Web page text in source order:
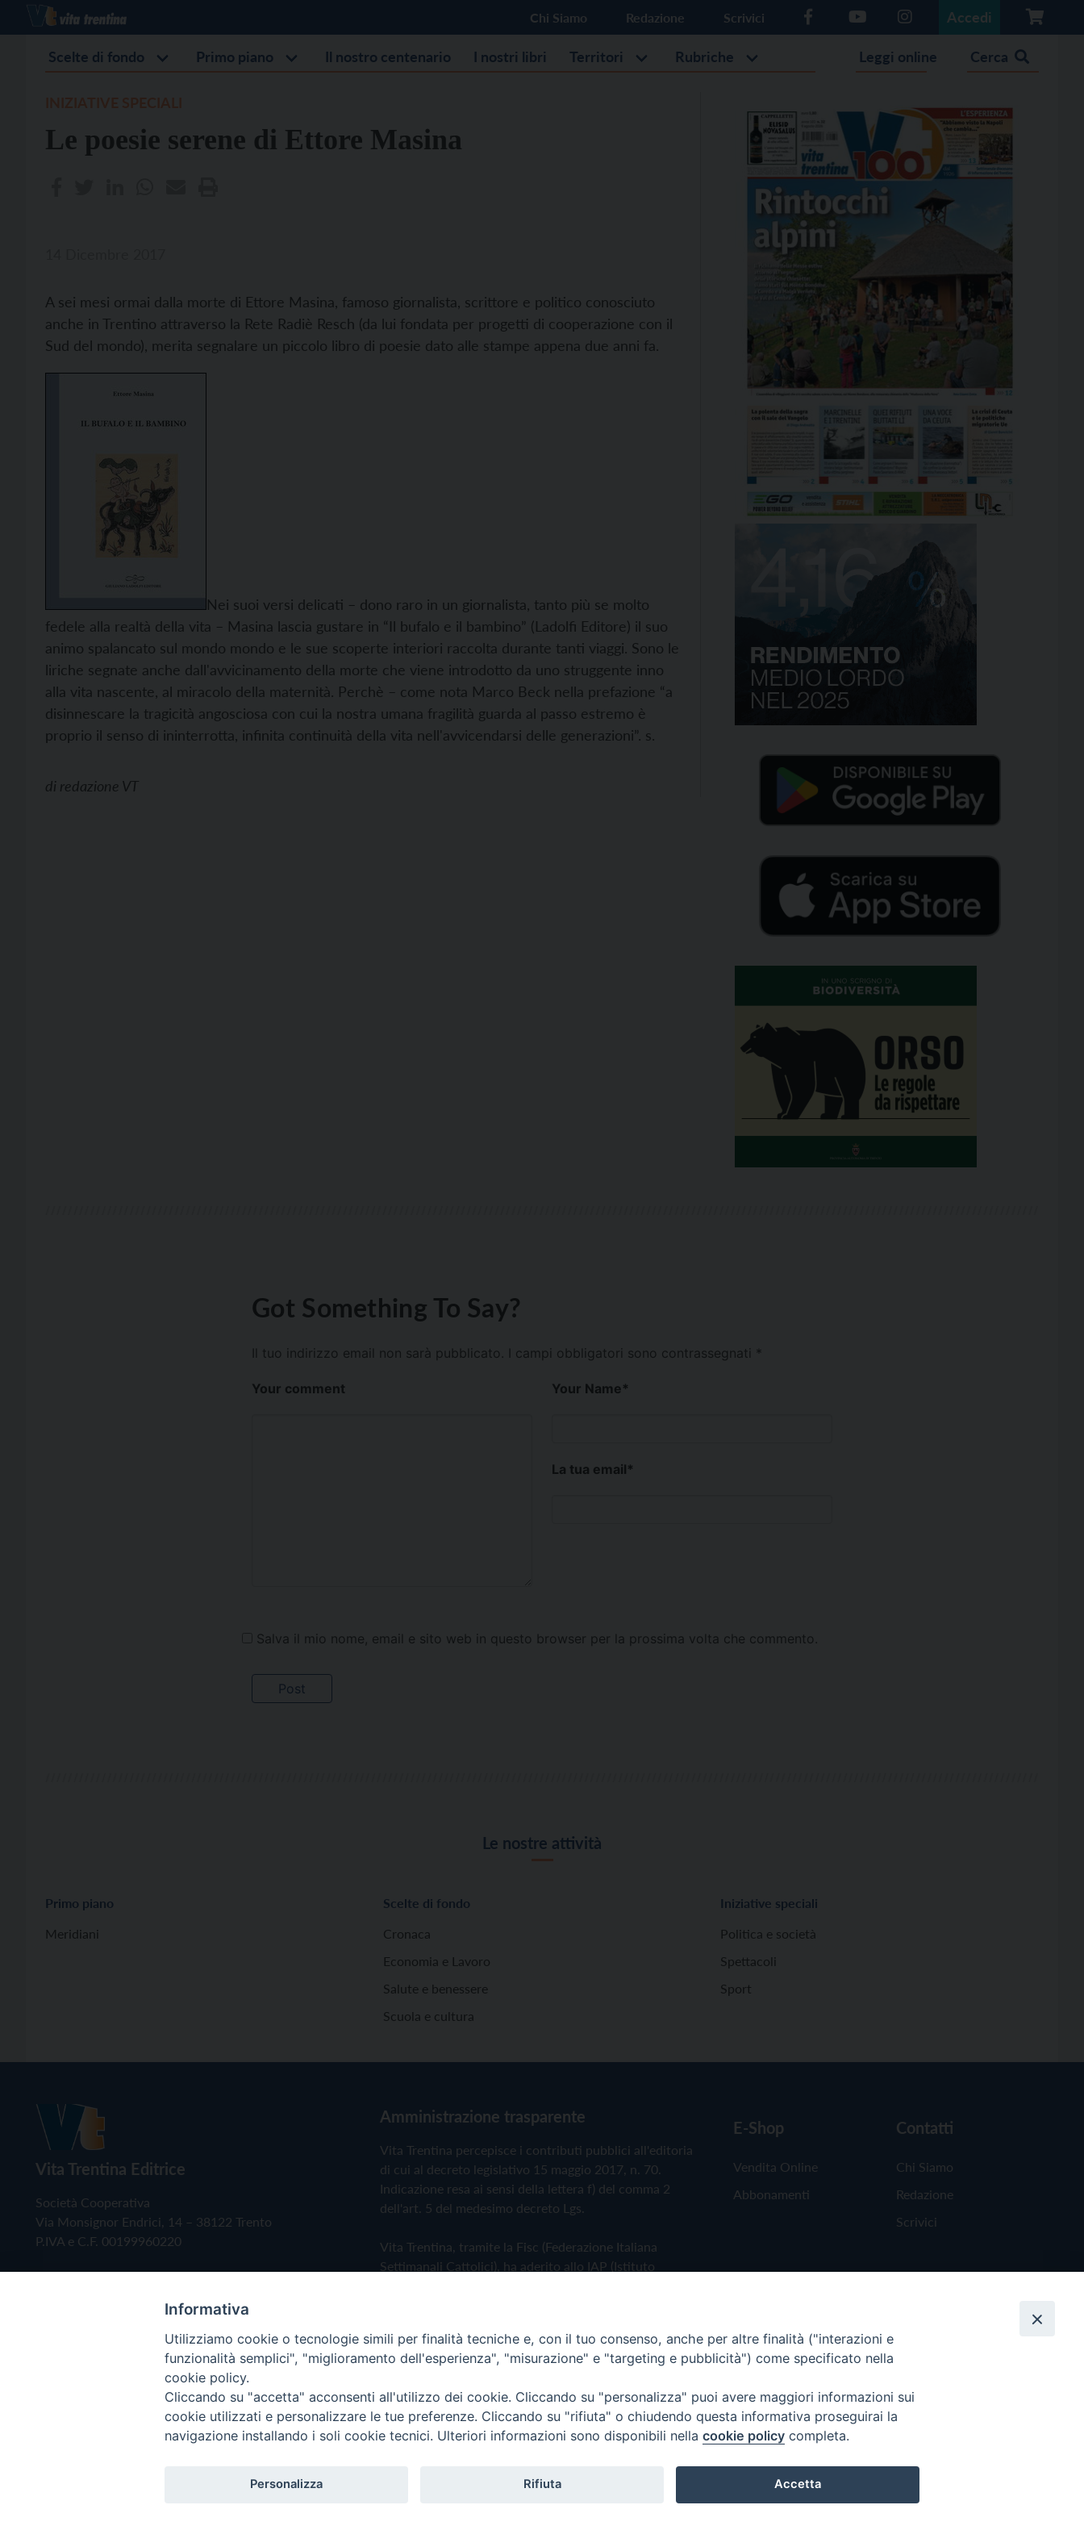
Chi Siamo Redazione Scrivici Accedi
Scelte di fondo Primo piano Il nostro centenario I nostri libri Territori Rubriche Leggi online Cerca
Le poesie serene di Ettore Masina
A sei mesi ormai dalla morte di Ettore Masina, famoso giornalista, scrittore e politico conosciuto
anche in Trentino attraverso la Rete Radiè Resch (da lui fondata per progetti di cooperazione con il
Sud del mondo), merita segnalare un piccolo libro di poesie dato alle stampe appena due anni fa.
Nei suoi versi delicati – dono raro in un giornalista, tanto più se molto
fedele alla realtà della vita – Masina lascia gustare in “Il bufalo e il bambino” (Ladolfi Editore) il suo
animo spalancato sul mondo mondo e le sue scoperte interiori raccolta durante tanti viaggi. Sono le
liriche segnate anche dall'avvicinamento della morte che viene introdotto da uno struggente inno
alla vita nascente, al miracolo della maternità. Perchè – come nota Marco Beck nella prefazione “a
disinnescare la tragicità angosciosa con cui la nostra umana fragilità guarda al passo estremo è
proprio il senso di ininterrotta, infinita continuità della vita nell'avvicendarsi delle generazioni”. s.
di redazione VT
Got Something To Say?
Il tuo indirizzo email non sarà pubblicato. I campi obbligatori sono contrassegnati *
Your comment Your Name*
La tua email*
Salva il mio nome, email e sito web in questo browser per la prossima volta che commento.
Le nostre attività
Primo piano
Meridiani
Scelte di fondo
Cronaca
Economia e Lavoro
Salute e benessere
Scuola e cultura
Iniziative speciali
Politica e società
Spettacoli
Sport
Vita Trentina Editrice
Società Cooperativa
Via Monsignor Endrici, 14 – 38122 Trento
P.IVA e C.F. 00199960220
Amministrazione trasparente
Vita Trentina percepisce i contributi pubblici all'editoria
di cui al decreto legislativo 15 maggio 2017, n. 70.
Indicazione resa ai sensi della lettera f) del comma 2
dell'art. 5 del medesimo decreto Lgs.
Vita Trentina, tramite la Fisc (Federazione Italiana
Settimanali Cattolici), ha aderito allo IAP (Istituto
Privacy Policy Cookie Policy
E-Shop
Vendita Online
Abbonamenti
Contatti
Chi Siamo
Redazione
Scrivici
Copyright © 2019 - Tutti i diritti riservati - Vita Trentina Editrice
Informativa
Utilizziamo cookie o tecnologie simili per finalità tecniche e, con il tuo consenso, anche per altre finalità ("interazioni e
funzionalità semplici", "miglioramento dell'esperienza", "misurazione" e "targeting e pubblicità") come specificato nella
cookie policy.
Cliccando su "accetta" acconsenti all'utilizzo dei cookie. Cliccando su "personalizza" puoi avere maggiori informazioni sui
cookie utilizzati e personalizzare le tue preferenze. Cliccando su "rifiuta" o chiudendo questa informativa proseguirai la
navigazione installando i soli cookie tecnici. Ulteriori informazioni sono disponibili nella cookie policy completa.
Personalizza Rifiuta Accetta